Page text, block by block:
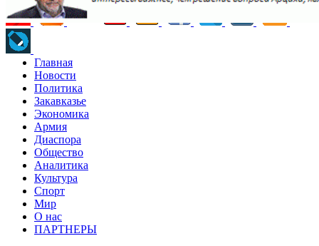
Главная
Новости
Политика
Закавказье
Экономика
Армия
Диаспора
Общество
Аналитика
Культура
Спорт
Мир
О нас
ПАРТНЕРЫ